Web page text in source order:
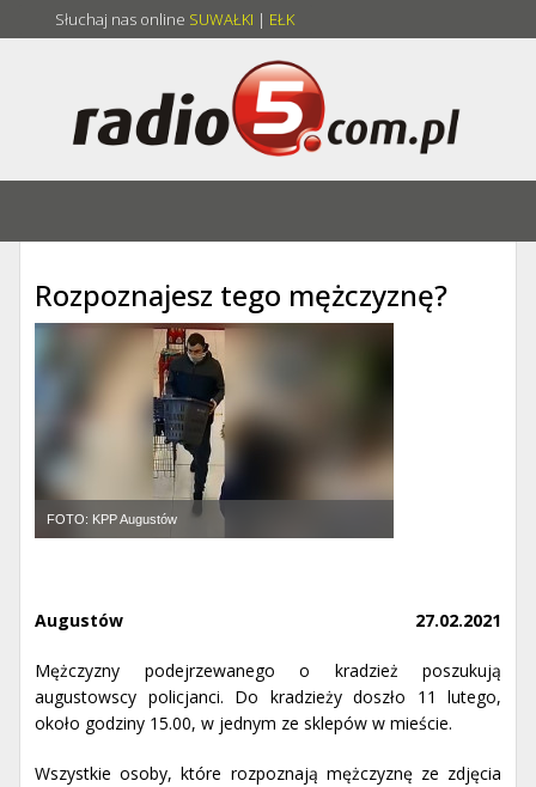
Słuchaj nas online SUWAŁKI | EŁK
Rozpoznajesz tego mężczyznę?
FOTO: KPP Augustów
27.02.2021
Augustów
Mężczyzny podejrzewanego o kradzież poszukują
augustowscy policjanci. Do kradzieży doszło 11 lutego,
około godziny 15.00, w jednym ze sklepów w mieście.
Wszystkie osoby, które rozpoznają mężczyznę ze zdjęcia